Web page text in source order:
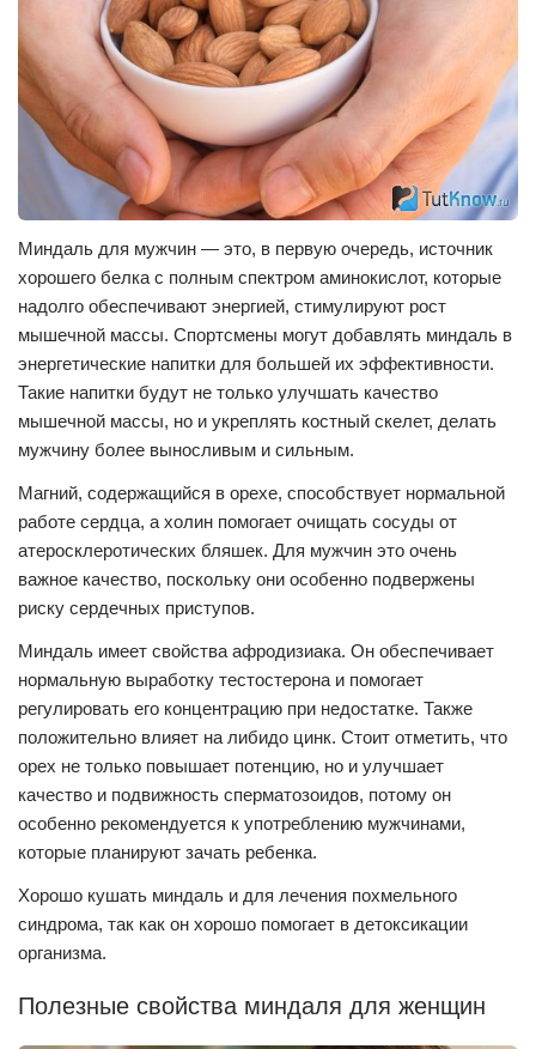
Миндаль для мужчин — это, в первую очередь, источник
хорошего белка с полным спектром аминокислот, которые
надолго обеспечивают энергией, стимулируют рост
мышечной массы. Спортсмены могут добавлять миндаль в
энергетические напитки для большей их эффективности.
Такие напитки будут не только улучшать качество
мышечной массы, но и укреплять костный скелет, делать
мужчину более выносливым и сильным.
Магний, содержащийся в орехе, способствует нормальной
работе сердца, а холин помогает очищать сосуды от
атеросклеротических бляшек. Для мужчин это очень
важное качество, поскольку они особенно подвержены
риску сердечных приступов.
Миндаль имеет свойства афродизиака. Он обеспечивает
нормальную выработку тестостерона и помогает
регулировать его концентрацию при недостатке. Также
положительно влияет на либидо цинк. Стоит отметить, что
орех не только повышает потенцию, но и улучшает
качество и подвижность сперматозоидов, потому он
особенно рекомендуется к употреблению мужчинами,
которые планируют зачать ребенка.
Хорошо кушать миндаль и для лечения похмельного
синдрома, так как он хорошо помогает в детоксикации
организма.
Полезные свойства миндаля для женщин